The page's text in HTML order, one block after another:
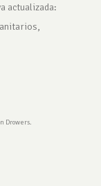
actualizada:
Drowers.